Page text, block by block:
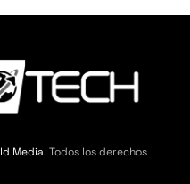
Media. Todos los derechos